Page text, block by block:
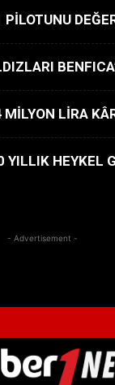
LİRA
YILLIK HEYKEL
- Advertisement -